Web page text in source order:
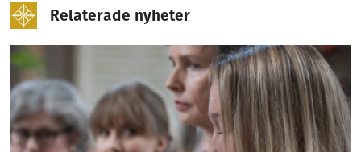
Relaterade nyheter